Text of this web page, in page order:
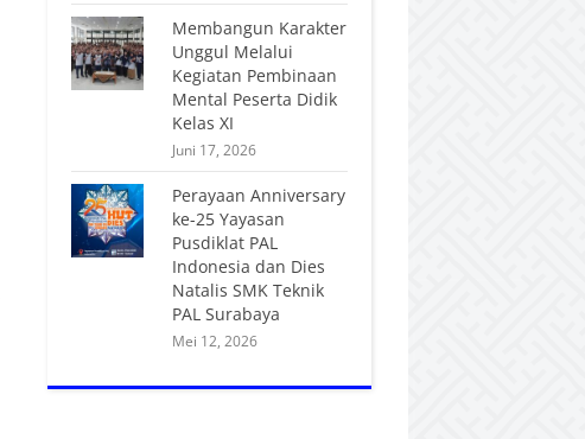
Membangun Karakter
Unggul Melalui
Kegiatan Pembinaan
Mental Peserta Didik
Kelas XI
Juni 17, 2026
Perayaan Anniversary
ke-25 Yayasan
Pusdiklat PAL
Indonesia dan Dies
Natalis SMK Teknik
PAL Surabaya
Mei 12, 2026